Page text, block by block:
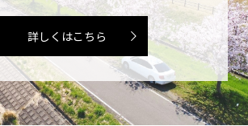
詳しくはこちら